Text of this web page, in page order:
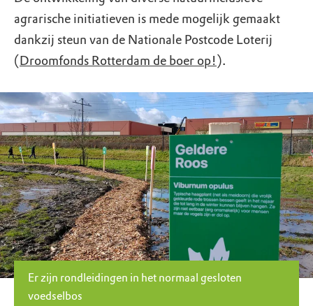
agrarische initiatieven is mede mogelijk gemaakt
dankzij steun van de Nationale Postcode Loterij
(Droomfonds Rotterdam de boer op!).
Er zijn rondleidingen in het normaal gesloten
voedselbos